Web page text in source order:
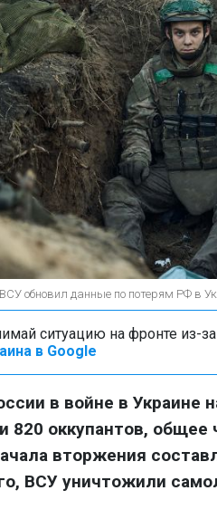
обновил данные по потерям РФ в
ситуацию на фронте из-
в Google
в войне в Украине
820 оккупантов, общее
вторжения
ВСУ уничтожили